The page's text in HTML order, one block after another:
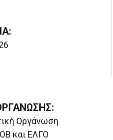
Οργάνωση
και ΕΛΓΟ